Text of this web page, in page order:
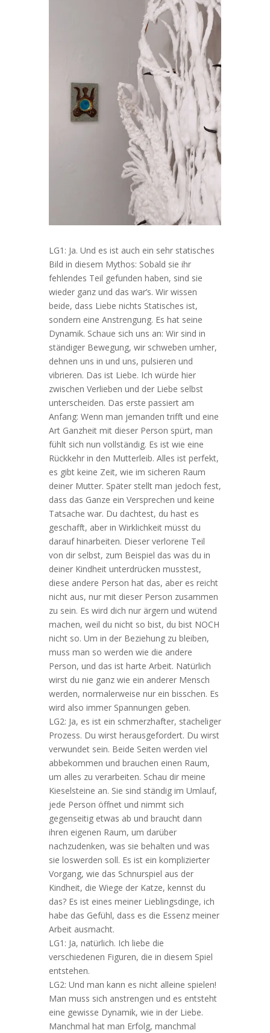
LG1: Ja. Und es ist auch ein sehr statisches
Bild in diesem Mythos: Sobald sie ihr
fehlendes Teil gefunden haben, sind sie
wieder ganz und das war’s. Wir wissen
beide, dass Liebe nichts Statisches ist,
sondern eine Anstrengung. Es hat seine
Dynamik. Schaue sich uns an: Wir sind in
ständiger Bewegung, wir schweben umher,
dehnen uns in und uns, pulsieren und
vibrieren. Das ist Liebe. Ich würde hier
zwischen Verlieben und der Liebe selbst
unterscheiden. Das erste passiert am
Anfang: Wenn man jemanden trifft und eine
Art Ganzheit mit dieser Person spürt, man
fühlt sich nun vollständig. Es ist wie eine
Rückkehr in den Mutterleib. Alles ist perfekt,
es gibt keine Zeit, wie im sicheren Raum
deiner Mutter. Später stellt man jedoch fest,
dass das Ganze ein Versprechen und keine
Tatsache war. Du dachtest, du hast es
geschafft, aber in Wirklichkeit müsst du
darauf hinarbeiten. Dieser verlorene Teil
von dir selbst, zum Beispiel das was du in
deiner Kindheit unterdrücken musstest,
diese andere Person hat das, aber es reicht
nicht aus, nur mit dieser Person zusammen
zu sein. Es wird dich nur ärgern und wütend
machen, weil du nicht so bist, du bist NOCH
nicht so. Um in der Beziehung zu bleiben,
muss man so werden wie die andere
Person, und das ist harte Arbeit. Natürlich
wirst du nie ganz wie ein anderer Mensch
werden, normalerweise nur ein bisschen. Es
wird also immer Spannungen geben.
LG2: Ja, es ist ein schmerzhafter, stacheliger
Prozess. Du wirst herausgefordert. Du wirst
verwundet sein. Beide Seiten werden viel
abbekommen und brauchen einen Raum,
um alles zu verarbeiten. Schau dir meine
Kieselsteine an. Sie sind ständig im Umlauf,
jede Person öffnet und nimmt sich
gegenseitig etwas ab und braucht dann
ihren eigenen Raum, um darüber
nachzudenken, was sie behalten und was
sie loswerden soll. Es ist ein komplizierter
Vorgang, wie das Schnurspiel aus der
Kindheit, die Wiege der Katze, kennst du
das? Es ist eines meiner Lieblingsdinge, ich
habe das Gefühl, dass es die Essenz meiner
Arbeit ausmacht.
LG1: Ja, natürlich. Ich liebe die
verschiedenen Figuren, die in diesem Spiel
entstehen.
LG2: Und man kann es nicht alleine spielen!
Man muss sich anstrengen und es entsteht
eine gewisse Dynamik, wie in der Liebe.
Manchmal hat man Erfolg, manchmal